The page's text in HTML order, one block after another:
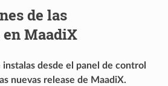
de las
MaadiX
instalas desde el panel de control
nuevas release de MaadiX.